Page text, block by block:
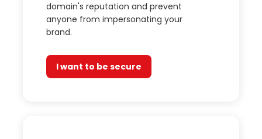
domain's reputation and prevent
anyone from impersonating your
brand.
I want to be secure